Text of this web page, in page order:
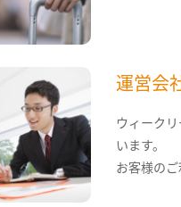
運営会
ウィーク
います。
お客様の